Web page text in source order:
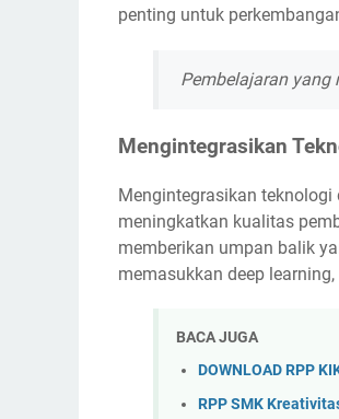
penting untuk
Pembelajaran
Mengintegrasikan
Mengintegrasikan
meningkatkan kualitas
memberikan umpan balik
memasukkan deep
BACA JUGA
DOWNLOAD RPP
RPP SMK